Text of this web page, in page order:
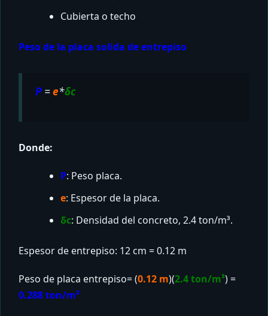
Cubierta o techo
Peso de la placa solida de entrepiso
P =e*δc
Donde:
P: Peso placa.
e: Espesor de la placa.
δc: Densidad del concreto, 2.4 ton/m³.
Espesor de entrepiso: 12 cm = 0.12 m
Peso de placa entrepiso= (0.12 m)(2.4 ton/m³) =
0.288 ton/m²